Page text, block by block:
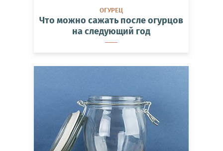
ОГУРЕЦ
Что можно сажать после огурцов
на следующий год